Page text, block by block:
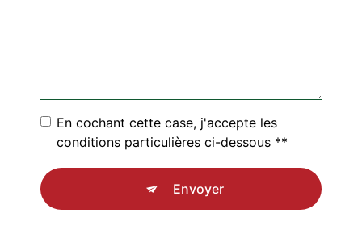
En cochant cette case, j'accepte les
conditions particulières ci-dessous **
Envoyer